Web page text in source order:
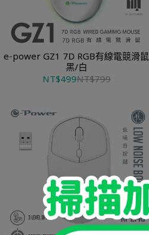
e-power GZ1 7D RGB有線電競滑鼠
黑/白
NT$499NT$799